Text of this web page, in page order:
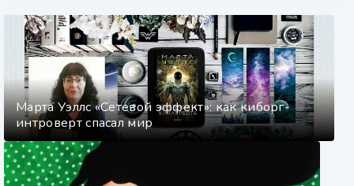
Марта Уэллс «Сетевой эффект»: как киборг-
интроверт спасал мир